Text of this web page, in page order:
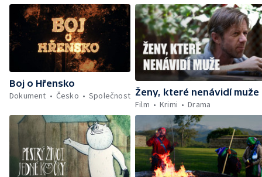
Boj o Hřensko
Dokument
Česko Společnost Ženy, které nenávidí muže
Film
Krimi Drama